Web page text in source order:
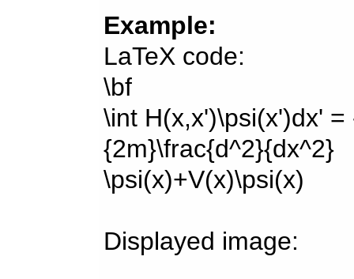
Example:
LaTeX code:
\bf
\int H(x,x')\psi(x')dx'
{2m}\frac{d^2}{dx^2}
\psi(x)+V(x)\psi(x)
Displayed image: